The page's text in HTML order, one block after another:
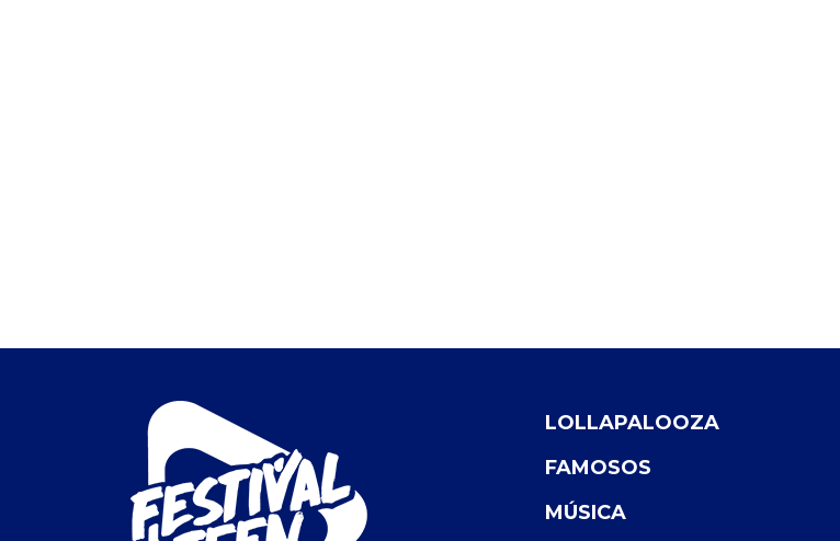
LOLLAPALOOZA
FAMOSOS
MÚSICA